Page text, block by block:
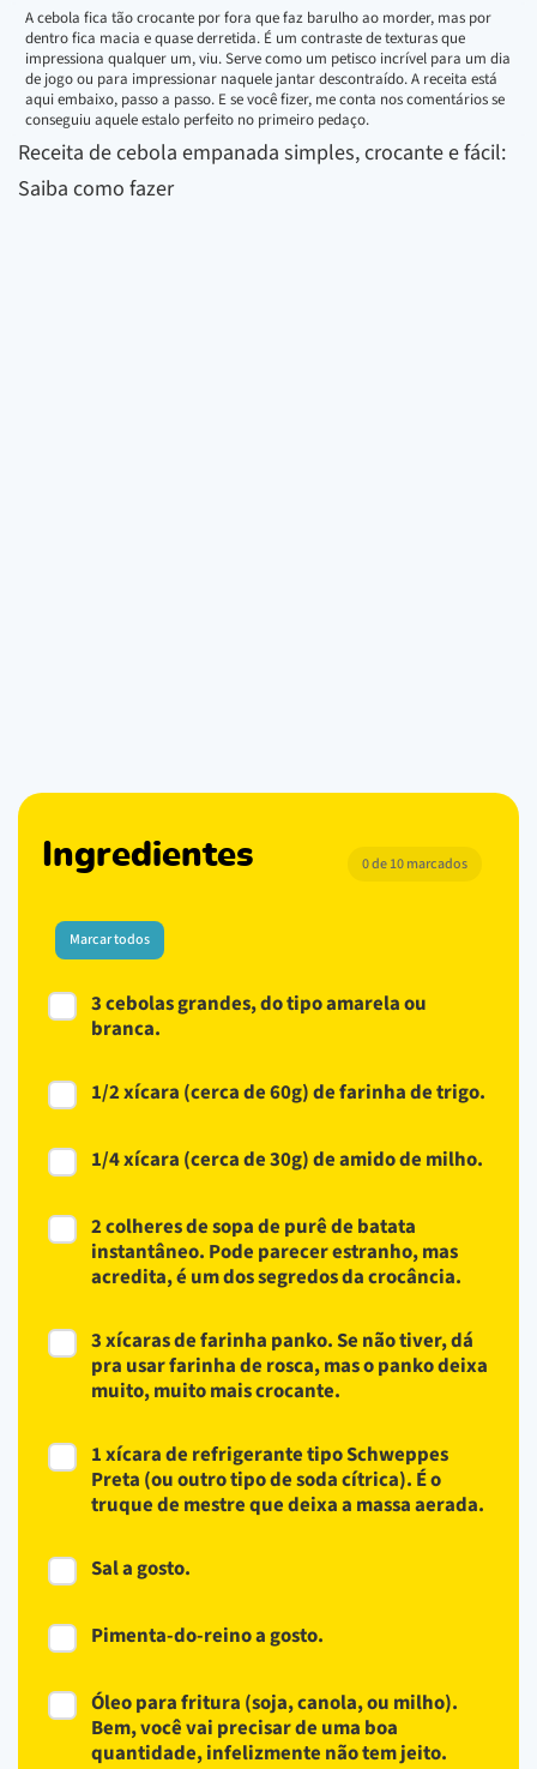
A cebola fica tão crocante por fora que faz barulho ao morder, mas por
dentro fica macia e quase derretida. É um contraste de texturas que
impressiona qualquer um, viu. Serve como um petisco incrível para um dia
de jogo ou para impressionar naquele jantar descontraído. A receita está
aqui embaixo, passo a passo. E se você fizer, me conta nos comentários se
conseguiu aquele estalo perfeito no primeiro pedaço.
Receita de cebola empanada simples, crocante e fácil:
Saiba como fazer
Ingredientes 0 de 10 marcados
Marcar todos
3 cebolas grandes, do tipo amarela ou
branca.
1/2 xícara (cerca de 60g) de farinha de trigo.
1/4 xícara (cerca de 30g) de amido de milho.
2 colheres de sopa de purê de batata
instantâneo. Pode parecer estranho, mas
acredita, é um dos segredos da crocância.
3 xícaras de farinha panko. Se não tiver, dá
pra usar farinha de rosca, mas o panko deixa
muito, muito mais crocante.
1 xícara de refrigerante tipo Schweppes
Preta (ou outro tipo de soda cítrica). É o
truque de mestre que deixa a massa aerada.
Sal a gosto.
Pimenta-do-reino a gosto.
Óleo para fritura (soja, canola, ou milho).
Bem, você vai precisar de uma boa
quantidade, infelizmente não tem jeito.